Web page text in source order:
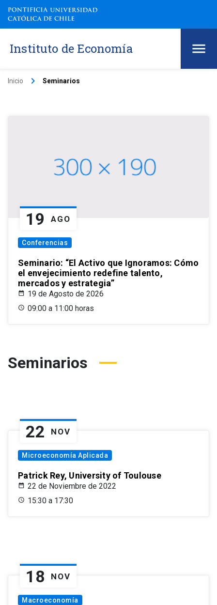
Instituto de Economía
Inicio keyboard_arrow_right Seminarios
19 AGO
Conferencias
Seminario: “El Activo que Ignoramos: Cómo
el envejecimiento redefine talento,
mercados y estrategia”
19 de Agosto de 2026
09:00 a 11:00 horas
Seminarios
22 NOV
Microeconomía Aplicada
Patrick Rey, University of Toulouse
22 de Noviembre de 2022
15:30 a 17:30
18 NOV
Macroeconomía